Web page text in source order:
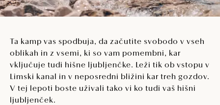
Ta kamp vas spodbuja, da začutite svobodo v vseh
oblikah in z vsemi, ki so vam pomembni, kar
vključuje tudi hišne ljubljenčke. Leži tik ob vstopu v
Limski kanal in v neposredni bližini kar treh gozdov.
V tej lepoti boste uživali tako vi ko tudi vaš hišni
ljubljenček.